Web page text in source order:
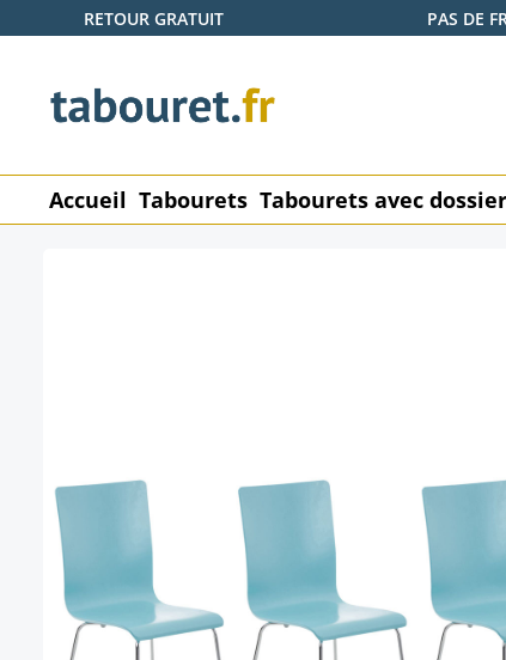
au contenu principal
Passer à la recherche
Passer à la navigation principale
RETOUR GRATUIT PAS DE
Accueil Tabourets Tabourets avec dossier